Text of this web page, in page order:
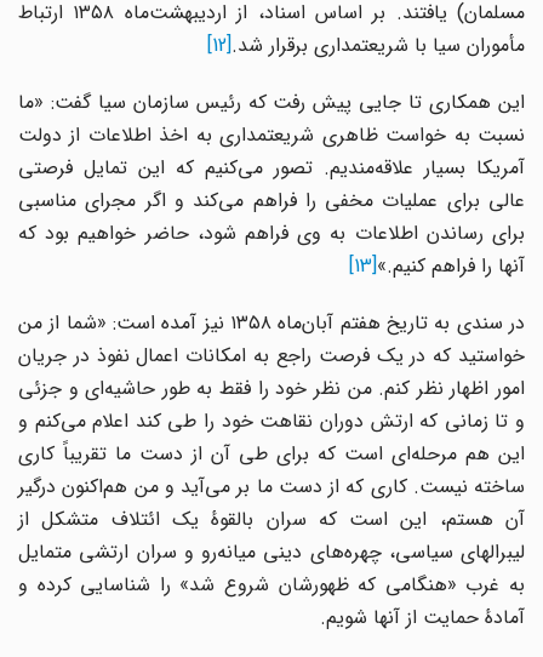
مسلمان) یافتند. بر اساس اسناد، از اردیبهشت‌ماه ۱۳۵۸ ارتباط
مأموران سیا با شریعتمداری برقرار شد.[12]
این همکاری تا جایی پیش رفت که رئیس سازمان سیا گفت: «ما
نسبت به خواست ظاهری شریعتمداری به اخذ اطلاعات از دولت
آمریکا بسیار علاقه‌مندیم. تصور می‌کنیم که این تمایل فرصتی
عالی برای عملیات مخفی را فراهم می‌کند و اگر مجرای مناسبی
برای رساندن اطلاعات به وی فراهم شود، حاضر خواهیم بود که
آنها را فراهم کنیم.»[13]
در سندی به تاریخ هفتم آبان‌ماه ۱۳۵۸ نیز آمده است: «شما از من
خواستید که در یک فرصت راجع به امکانات اعمال نفوذ در جریان
امور اظهار نظر کنم. من نظر خود را فقط به طور حاشیه‌ای و جزئی
و تا زمانی که ارتش دوران نقاهت خود را طی کند اعلام می‌کنم و
این هم مرحله‌ای است که برای طی آن از دست ما تقریباً کاری
ساخته نیست. کاری که از دست ما بر می‌آید و من هم‌اکنون درگیر
آن هستم، این است که سران بالقوهٔ یک ائتلاف متشکل از
لیبرالهای سیاسی، چهره‌های دینی میانه‌رو و سران ارتشی متمایل
به غرب «هنگامی که ظهورشان شروع شد» را شناسایی کرده و
آمادهٔ حمایت از آنها شویم.